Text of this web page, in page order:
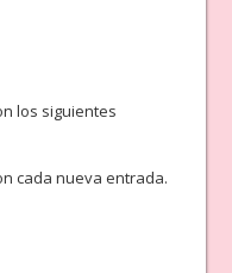
los siguientes
cada nueva entrada.